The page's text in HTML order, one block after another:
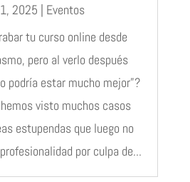
2025 | Eventos
tu curso online desde
pero al verlo después
podría estar mucho mejor”?
visto muchos casos
estupendas que luego no
por culpa de...